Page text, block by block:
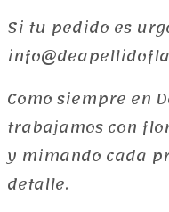
Si tu pedido es
Como siempre en
trabajamos con
y mimando cada
detalle.